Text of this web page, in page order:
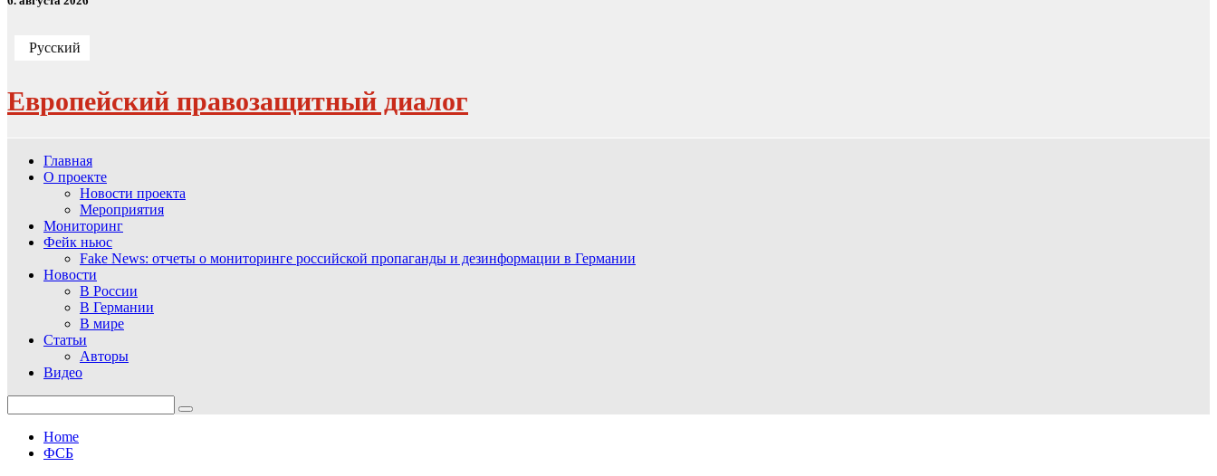
Русский
Европейский правозащитный диалог
Главная
О проекте
Новости проекта
Мероприятия
Мониторинг
Фейк ньюс
Fake News: отчеты о мониторинге российской пропаганды и дезинформации в Германии
Новости
В России
В Германии
В мире
Статьи
Авторы
Видео
for:
Home
ФСБ